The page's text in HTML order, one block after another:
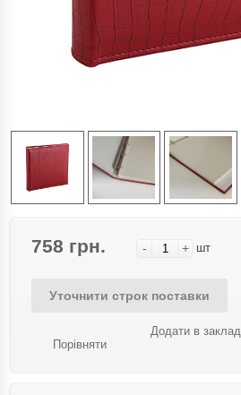
758 грн. - + шт
Уточнити строк поставки
Порівняти
Додати в